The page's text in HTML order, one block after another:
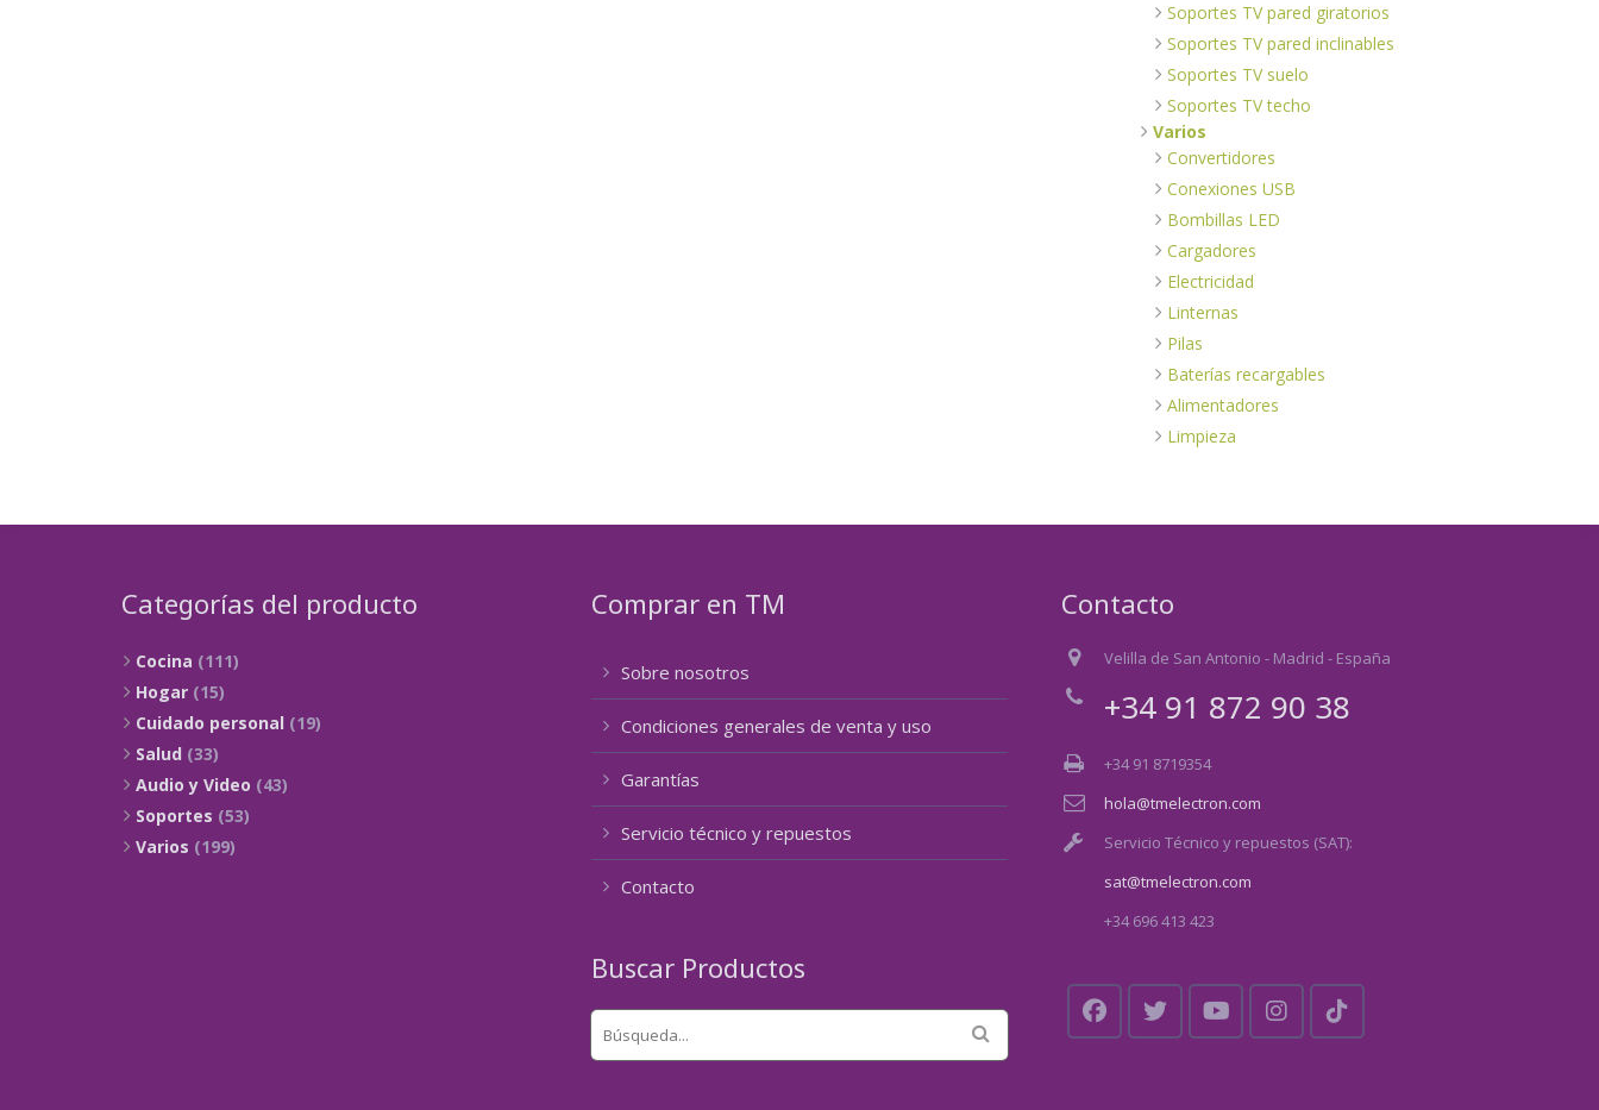
Soportes TV pared giratorios
Soportes TV pared inclinables
Soportes TV suelo
Soportes TV techo
Varios
Convertidores
Conexiones USB
Bombillas LED
Cargadores
Electricidad
Linternas
Pilas
Baterías recargables
Alimentadores
Limpieza
Categorías del producto
Cocina (111)
Hogar (15)
Cuidado personal (19)
Salud (33)
Audio y Video (43)
Soportes (53)
Varios (199)
Comprar en TM
Sobre nosotros
Condiciones generales de venta y uso
Garantías
Servicio técnico y repuestos
Contacto
Buscar Productos
Contacto
Velilla de San Antonio - Madrid - España
+34 91 872 90 38
+34 91 8719354
hola@tmelectron.com
Servicio Técnico y repuestos (SAT):
sat@tmelectron.com
+34 696 413 423